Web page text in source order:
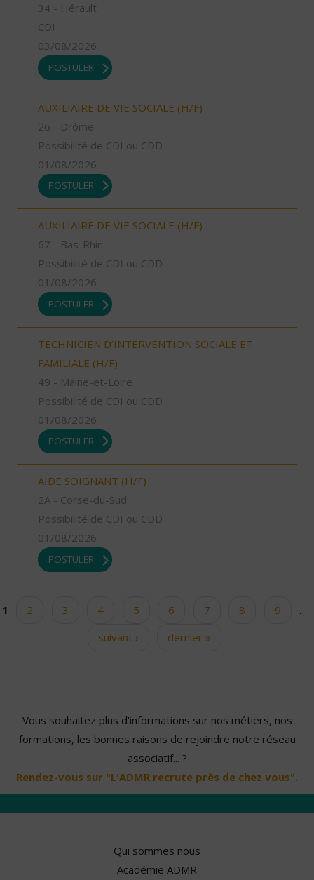
34 - Hérault
CDI
03/08/2026
POSTULER
AUXILIAIRE DE VIE SOCIALE (H/F)
26 - Drôme
Possibilité de CDI ou CDD
01/08/2026
POSTULER
AUXILIAIRE DE VIE SOCIALE (H/F)
67 - Bas-Rhin
Possibilité de CDI ou CDD
01/08/2026
POSTULER
TECHNICIEN D’INTERVENTION SOCIALE ET
FAMILIALE (H/F)
49 - Maine-et-Loire
Possibilité de CDI ou CDD
01/08/2026
POSTULER
AIDE SOIGNANT (H/F)
2A - Corse-du-Sud
Possibilité de CDI ou CDD
01/08/2026
POSTULER
Pages
1 2 3 4 5 6 7 8 9
…
suivant ›
dernier »
Vous souhaitez plus d'informations sur nos métiers, nos
formations, les bonnes raisons de rejoindre notre réseau
associatif... ?
Rendez-vous sur "L'ADMR recrute près de chez vous".
Qui sommes nous
Académie ADMR